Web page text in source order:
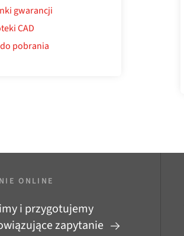
gwarancji
CAD
pobrania
ONLINE
i przygotujemy
zapytanie